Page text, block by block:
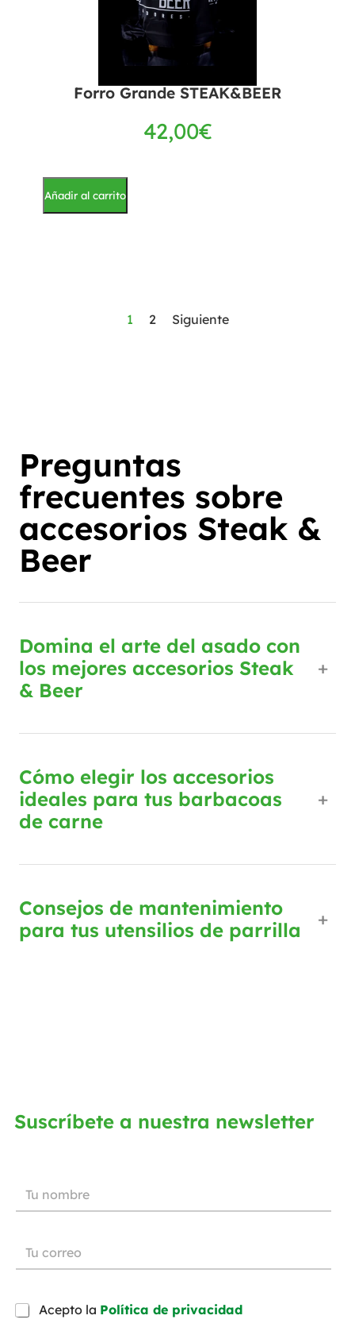
Forro Grande STEAK&BEER
42,00€
Añadir al carrito
1 2 Siguiente
Preguntas
frecuentes sobre
accesorios Steak &
Beer
Domina el arte del asado con
los mejores accesorios Steak
& Beer
Cómo elegir los accesorios
ideales para tus barbacoas
de carne
Consejos de mantenimiento
para tus utensilios de parrilla
Suscríbete a nuestra newsletter
Acepto la Política de privacidad